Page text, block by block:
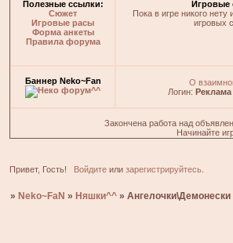
Полезные ссылки:
Сюжет
Игровые расы
Форма анкеты
Правила форума
Игровые
Пока в игре никого нету
игровых
Баннер Neko~Fan
О
Логин: Реклама
Закончена работа над
Начинайте
Привет, Гость! Войдитеили зарегистрируйтесь.
» Neko~FaN » Няшки^^ »Ангелочки\Демонески